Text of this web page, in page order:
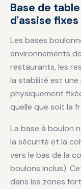
Base de
d'assise fixes
Les bases
environnements
restaurants, les
la stabilité est
physiquement
quelle que soit la
La base à boulon
la sécurité et la
vers le bas de la
boulons inclus).
dans les zones